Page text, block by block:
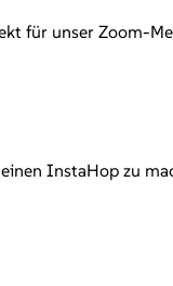
für unser Zoom-
InstaHop zu